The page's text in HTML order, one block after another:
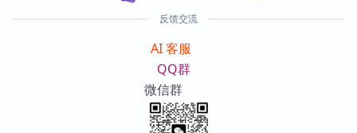
反馈交流
AI 客服
QQ群
微信群